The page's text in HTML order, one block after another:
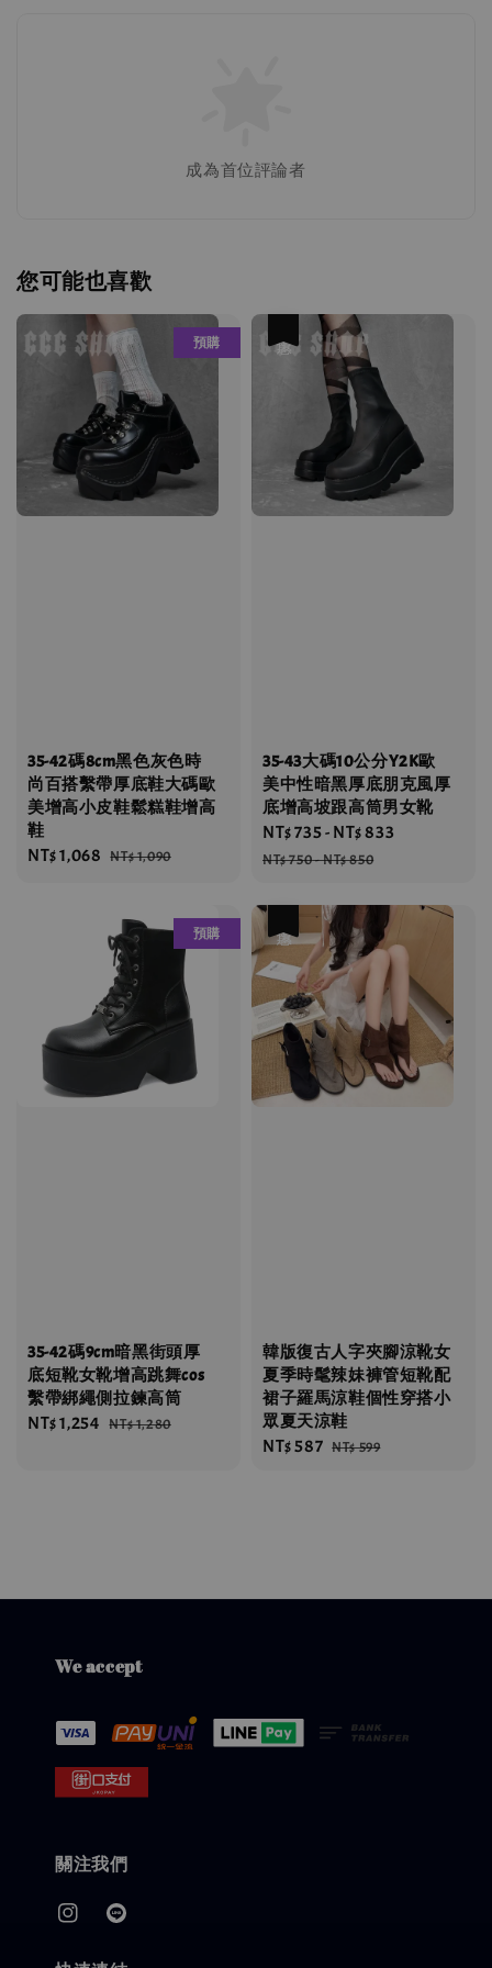
成為首位評論者
您可能也喜歡
預購
35-42碼8cm黑色灰色時
尚百搭繫帶厚底鞋大碼歐
美增高小皮鞋鬆糕鞋增高
鞋
Sale
NT$ 1,068 Regular
NT$ 1,090
35-43大碼10公分Y2K歐
美中性暗黑厚底朋克風厚
底增高坡跟高筒男女靴
Sale
price
NT$ 735- NT$ 833
NT$ 750-NT$ 850
預購
35-42碼9cm暗黑街頭厚
底短靴女靴增高跳舞cos
繫帶綁繩側拉鍊高筒
Sale
NT$ 1,254 Regular
NT$ 1,280
韓版復古人字夾腳涼靴女
夏季時髦辣妹褲管短靴配
裙子羅馬涼鞋個性穿搭小
眾夏天涼鞋
Sale
NT$ 587 Regular
NT$ 599
We accept
關注我們